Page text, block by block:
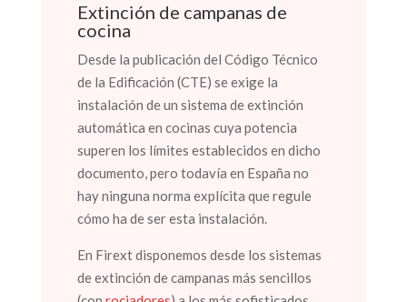
Extinción de campanas de
cocina
Desde la publicación del Código Técnico
de la Edificación (CTE) se exige la
instalación de un sistema de extinción
automática en cocinas cuya potencia
superen los límites establecidos en dicho
documento, pero todavía en España no
hay ninguna norma explícita que regule
cómo ha de ser esta instalación.
En Firext disponemos desde los sistemas
de extinción de campanas más sencillos